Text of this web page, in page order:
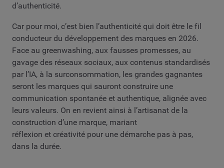
d’authenticité.
Car pour moi, c’est bien l’authenticité qui doit être le fil
conducteur du développement des marques en 2026.
Face au greenwashing, aux fausses promesses, au
gavage des réseaux sociaux, aux contenus standardisés
par l’IA, à la surconsommation, les grandes gagnantes
seront les marques qui sauront construire une
communication spontanée et authentique, alignée avec
leurs valeurs. On en revient ainsi à l’artisanat de la
construction d’une marque, mariant
réflexion et créativité pour une démarche pas à pas,
dans la durée.